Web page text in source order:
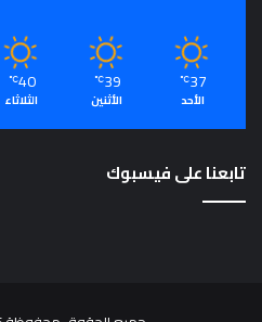
37
℃
الأحد
39
℃
الأثنين
40
℃
الثلاثاء
تابعنا على فيسبوك